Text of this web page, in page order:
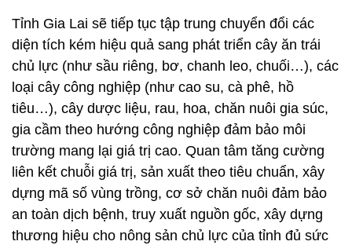
Tỉnh Gia Lai sẽ tiếp tục tập trung chuyển đổi các
diện tích kém hiệu quả sang phát triển cây ăn trái
chủ lực (như sầu riêng, bơ, chanh leo, chuối…), các
loại cây công nghiệp (như cao su, cà phê, hồ
tiêu…), cây dược liệu, rau, hoa, chăn nuôi gia súc,
gia cầm theo hướng công nghiệp đảm bảo môi
trường mang lại giá trị cao. Quan tâm tăng cường
liên kết chuỗi giá trị, sản xuất theo tiêu chuẩn, xây
dựng mã số vùng trồng, cơ sở chăn nuôi đảm bảo
an toàn dịch bệnh, truy xuất nguồn gốc, xây dựng
thương hiệu cho nông sản chủ lực của tỉnh đủ sức